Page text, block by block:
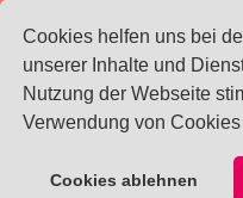
Cookies helfen uns bei
unserer Inhalte und
Nutzung der Webseite
Verwendung von Cookies
Cookies ablehnen